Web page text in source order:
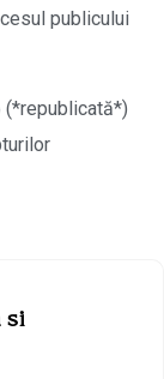
publicului
(*republicată*)
si